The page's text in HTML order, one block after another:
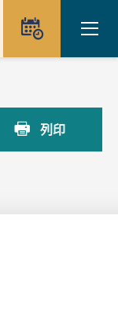
預約
列印